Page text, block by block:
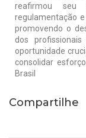
reafirmou seu
regulamentação
promovendo o
dos
oportunidade
consolidar
Brasil
Compartilhe